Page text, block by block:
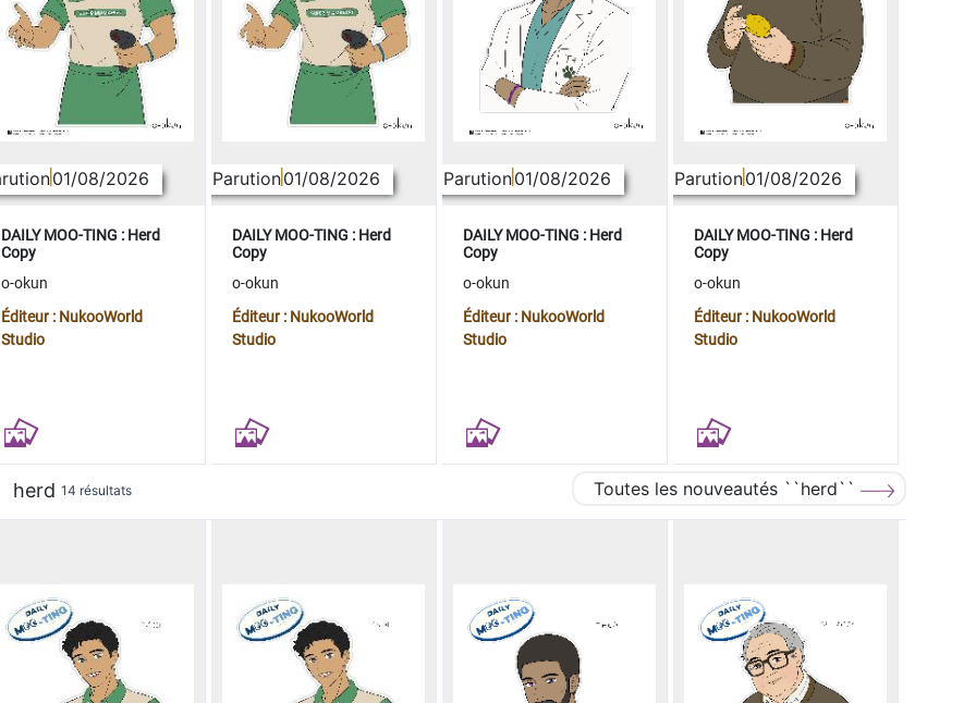
01/08/2026
DAILY MOO-TING : Herd
Copy
o-okun
Éditeur : NukooWorld
Studio
Parution01/08/2026
DAILY MOO-TING : Herd
Copy
o-okun
Éditeur : NukooWorld
Studio
Parution01/08/2026
DAILY MOO-TING : Herd
Copy
o-okun
Éditeur : NukooWorld
Studio
Parution01/08/2026
DAILY MOO-TING : Herd
Copy
o-okun
Éditeur : NukooWorld
Studio
herd 14 résultats Toutes les nouveautés ``herd``